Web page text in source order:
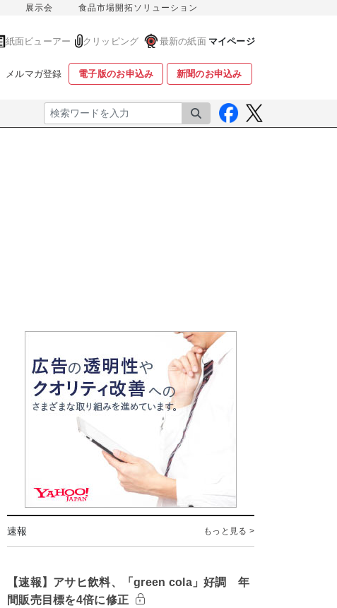
展示会 食品市場開拓ソリューション
紙面ビューアー クリッピング 最新の紙面 マイページ
メルマガ登録 電子版のお申込み 新聞のお申込み
検索
速報 もっと見る >
【速報】アサヒ飲料、「green cola」好調 年
間販売目標を4倍に修正